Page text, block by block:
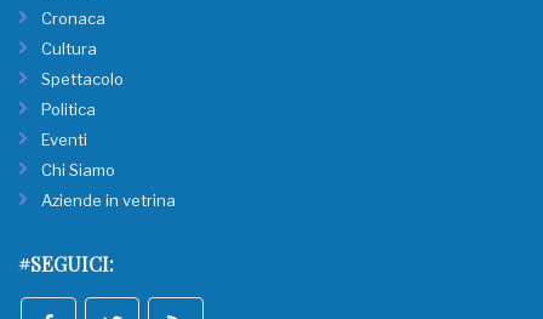
Cronaca
Cultura
Spettacolo
Politica
Eventi
Chi Siamo
Aziende in vetrina
#SEGUICI: